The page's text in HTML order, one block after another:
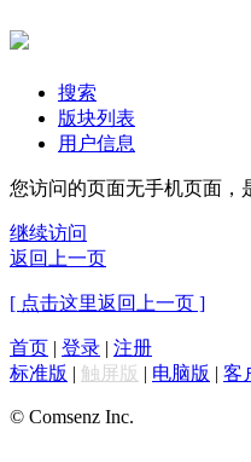
搜索
版块列表
用户信息
您访问的页面无手机页面，
继续访问
返回上一页
[ 点击这里返回上一页 ]
首页 | 登录 | 注册
标准版 | 触屏版 | 电脑版 | 客
© Comsenz Inc.